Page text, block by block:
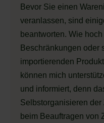
Bevor Sie einen
veranlassen, sind
beantworten. Wie
Beschränkungen oder
importierenden
können mich
und informiert, denn
Selbstorganisieren
beim Beauftragen von